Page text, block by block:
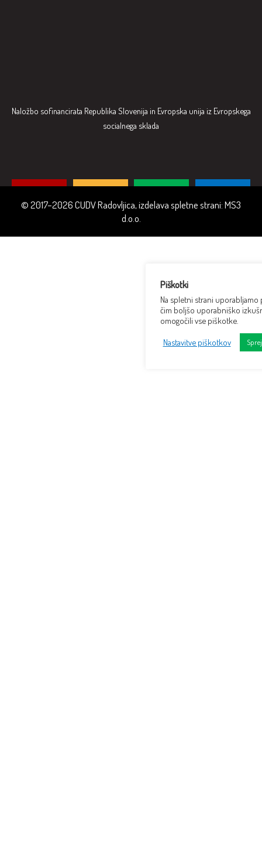
Naložbo sofinancirata Republika Slovenija in Evropska unija iz Evropskega
socialnega sklada
© 2017–2026 CUDV Radovljica, izdelava spletne strani:MS3
d.o.o.
Piškotki
Na spletni strani
čim boljšo uporabniško
omogočili vse piškotke.
Nastavitve piškotkov